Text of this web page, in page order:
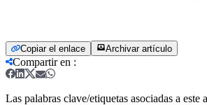
Copiar el enlace Archivar artículo
Compartir en :
Las palabras clave/etiquetas asociadas a este